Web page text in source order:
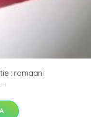
: romaani